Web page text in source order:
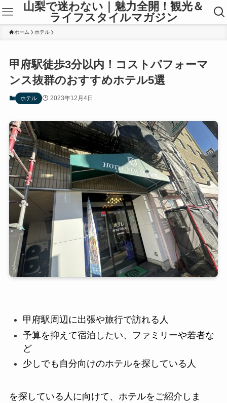
山梨で迷わない｜魅力全開！観光＆
ライフスタイルマガジン
ホーム ホテル
甲府駅徒歩3分以内！コストパフォーマ
ンス抜群のおすすめホテル5選
ホテル 2023年12月4日
甲府駅周辺に出張や旅行で訪れる人
予算を抑えて宿泊したい、ファミリーや若者な
ど
少しでも自分向けのホテルを探している人
を探している 人に向けて、ホテルをご紹介しま